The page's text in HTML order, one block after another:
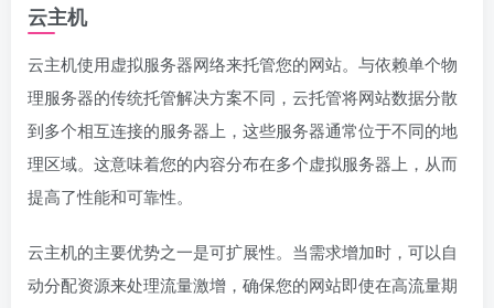
云主机
云主机使用虚拟服务器网络来托管您的网站。与依赖单个物
理服务器的传统托管解决方案不同，云托管将网站数据分散
到多个相互连接的服务器上，这些服务器通常位于不同的地
理区域。这意味着您的内容分布在多个虚拟服务器上，从而
提高了性能和可靠性。
云主机的主要优势之一是可扩展性。当需求增加时，可以自
动分配资源来处理流量激增，确保您的网站即使在高流量期